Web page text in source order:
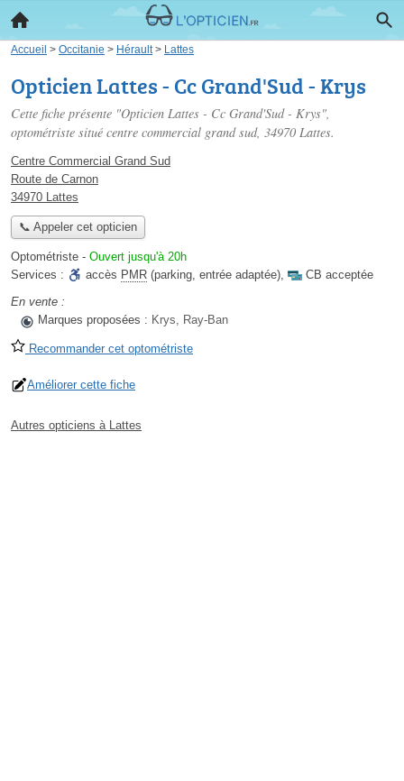
Accueil > Occitanie > Hérault> Lattes
Opticien Lattes - Cc Grand'Sud - Krys
Cette fiche présente "Opticien Lattes - Cc Grand'Sud - Krys",
optométriste situé centre commercial grand sud, 34970 Lattes.
Centre Commercial Grand Sud
Route de Carnon
34970 Lattes
📞 Appeler cet opticien
Optométriste - Ouvert jusqu'à 20h
Services :
accès PMR (parking, entrée adaptée),
CB acceptée
En vente :
Marques proposées : Krys, Ray-Ban
Recommander cet optométriste
Améliorer cette fiche
Autres opticiens à Lattes